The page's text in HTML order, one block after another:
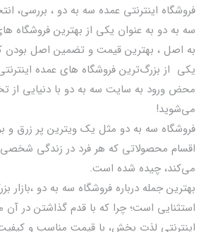
فروشگاه اینترنتی عمده سه به دو ، بررسی،
سه به دو به عنوان یکی از بهترين فروشگاه
به اصل ، بهترين قيمت و تضمین اصل‌ بودن
يكي از بزرگ‌ترين فروشگاه هاي عمده
محض ورود به سایت سه به دو با دنیایی از
می‌شوید!
فروشگاه سه به دو مثل یک ویترین پر زرق و
اقسام محصولاتی که هر فرد در زندگی شخصی
می‌کند، چیده شده است.
بهترين جمله درباره فروشگاه سه به دو ،بازار
استثنايي است؛ چرا که با قدم گذاشتن در آن
اینترنتی لذت بخش، با قیمت مناسب و